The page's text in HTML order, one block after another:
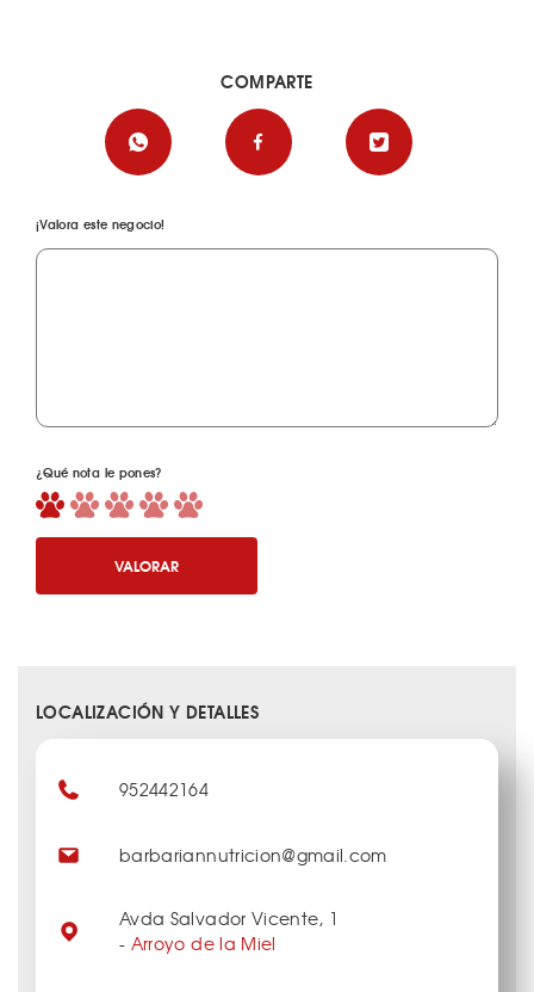
¡Valora este negocio!
¿Qué nota le pones?
VALORAR
COMPARTE
LOCALIZACIÓN Y DETALLES
952442164
barbariannutricion@gmail.com
Avda Salvador Vicente, 1
- Arroyo de la Miel